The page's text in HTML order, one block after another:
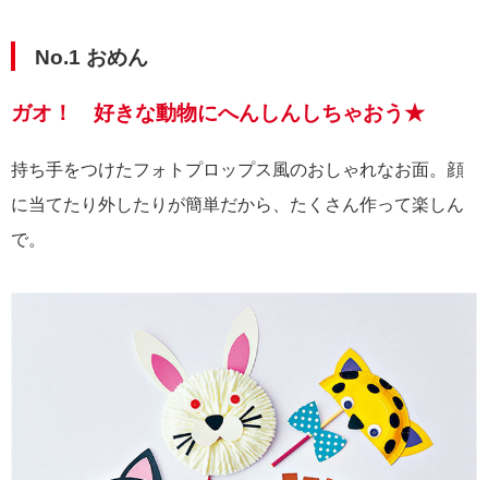
No.1 おめん
ガオ！ 好きな動物にへんしんしちゃおう★
持ち手をつけたフォトプロップス風のおしゃれなお面。顔
に当てたり外したりが簡単だから、たくさん作って楽しん
で。